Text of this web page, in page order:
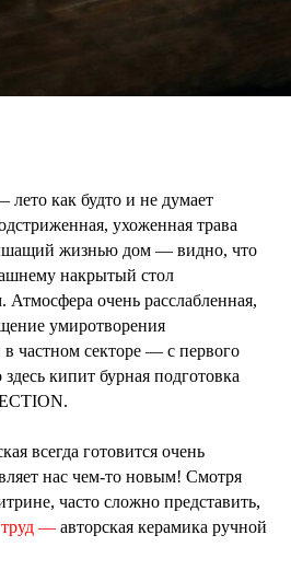
как будто и не думает
ухоженная трава
жизнью дом — видно, что
накрытый стол
очень расслабленная,
умиротворения
частном секторе — с первого
кипит бурная подготовка
всегда готовится очень
нас чем-то новым! Смотря
часто сложно представить,
труд — авторская керамика ручной